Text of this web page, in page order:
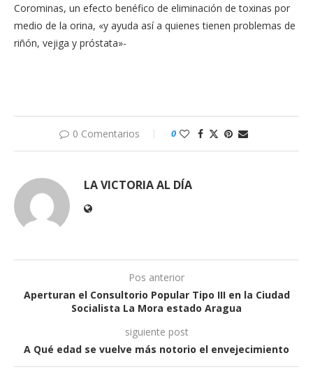
Corominas, un efecto benéfico de eliminación de toxinas por
medio de la orina, «y ayuda así a quienes tienen problemas de
riñón, vejiga y próstata»-
0 Comentarios 0
LA VICTORIA AL DÍA
Pos anterior
Aperturan el Consultorio Popular Tipo III en la Ciudad
Socialista La Mora estado Aragua
siguiente post
A Qué edad se vuelve más notorio el envejecimiento